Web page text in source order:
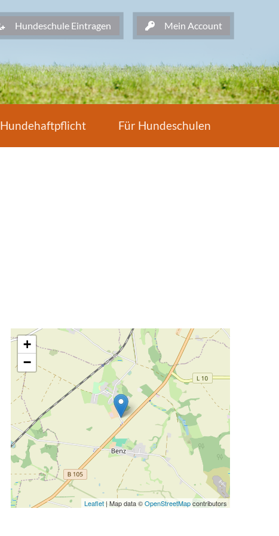
Hundeschule Eintragen Mein Account
Hundehaftpflicht Für Hundeschulen
+
−
Leaflet| Map data ©OpenStreetMapcontributors